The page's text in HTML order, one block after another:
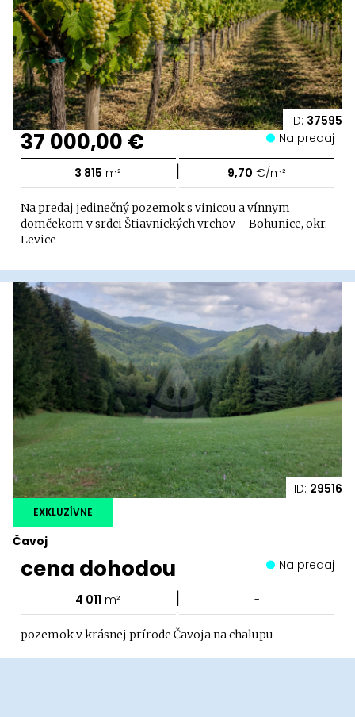
ID: 37595
37 000,00 € Na predaj
3 815 m² | 9,70 €/m²
Na predaj jedinečný pozemok s vinicou a vínnym
domčekom v srdci Štiavnických vrchov – Bohunice, okr.
Levice
ID: 29516
Čavoj
EXKLUZÍVNE
cena dohodou Na predaj
4 011 m² | -
pozemok v krásnej prírode Čavoja na chalupu